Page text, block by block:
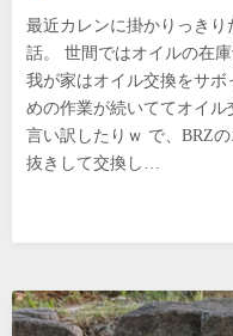
最近カレンに掛かりっき
話。 世間ではオイルの在
我が家はオイル交換をサ
めの作業が続いててオイル
言い訳したりｗ で、BRZ
抜きして交換し…